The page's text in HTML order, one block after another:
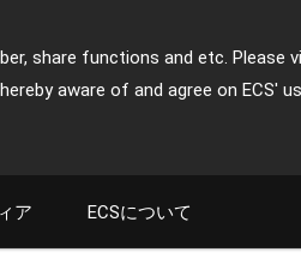
share functions and etc. Please
aware of and agree on ECS'
ア ECSについて